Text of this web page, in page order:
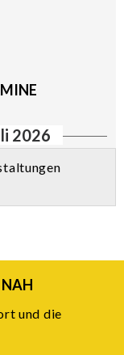
2026
NAH
und die